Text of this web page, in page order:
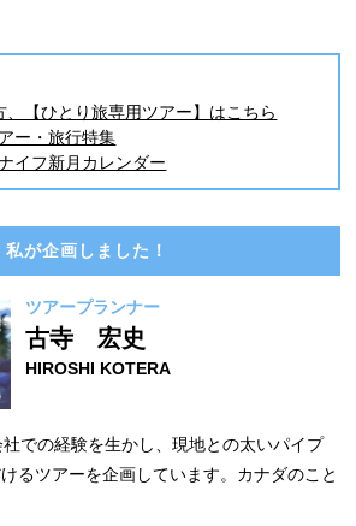
【ひとり旅専用ツアー】はこちら
ー・旅行特集
イフ新月カレンダー
私が企画しました！
ツアープランナー
古寺 宏史
HIROSHI KOTERA
での経験を生かし、現地との太いパイプ
るツアーを企画しています。カナダのこと